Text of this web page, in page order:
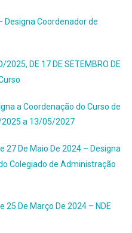
Designa Coordenador de
2025, DE 17 DE SETEMBRO DE
a Coordenação do Curso de
a 13/05/2027
27 De Maio De 2024 – Designa
Colegiado de Administração
25 De Março De 2024 – NDE